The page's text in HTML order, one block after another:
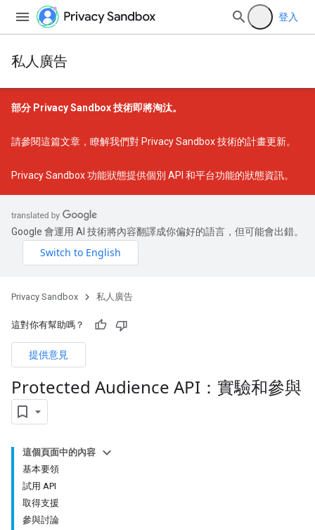
登入
私人廣告
部分 Privacy Sandbox 技術即將淘汰。
請參閱這篇文章 ，瞭解我們對 Privacy Sandbox 技術的計畫更新。
Privacy Sandbox 功能狀態提供個別 API 和平台功能的狀態資訊。
Google 會運用 AI 技術將內容翻譯成你偏好的語言，但可能會出錯。
Privacy Sandbox 私人廣告
這對你有幫助嗎？
提供意見
Protected Audience API：實驗和參與
這個頁面中的內容
基本要領
試用 API
取得支援
參與討論